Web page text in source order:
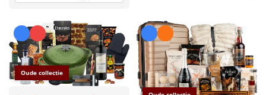
Oude collectie